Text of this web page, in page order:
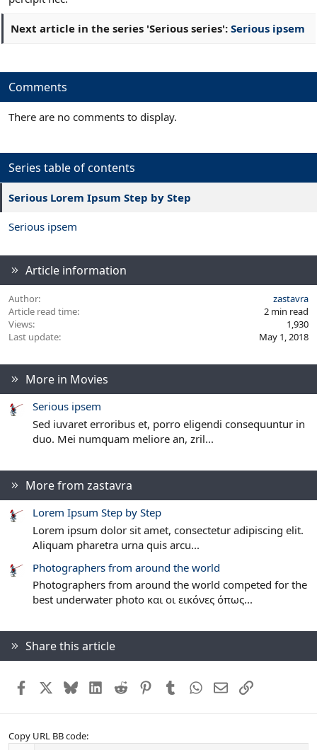
Next article in the series 'Serious series': Serious ipsem
Comments
There are no comments to display.
Series table of contents
Serious Lorem Ipsum Step by Step
Serious ipsem
Article information
Author
zastavra
Article read time
2 min read
Views
1,930
Last update
May 1, 2018
More in Movies
Serious ipsem
Sed iuvaret erroribus et, porro eligendi consequuntur in
duo. Mei numquam meliore an, zril...
More from zastavra
Lorem Ipsum Step by Step
Lorem ipsum dolor sit amet, consectetur adipiscing elit.
Aliquam pharetra urna quis arcu...
Photographers from around the world
Photographers from around the world competed for the
best underwater photo και οι εικόνες όπως...
Share this article
Facebook BlueskyLinkedIn
Reddit PinterestTumblrWhatsApp
EmailLink
Copy URL BB code